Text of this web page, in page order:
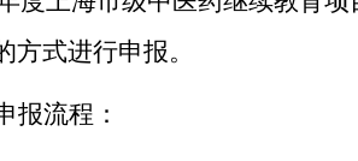
方式进行申报。
报流程：